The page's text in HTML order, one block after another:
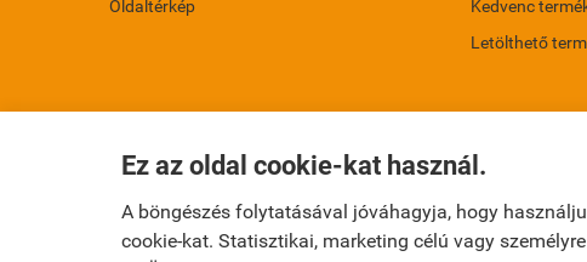
Ez az oldal cookie-kat használ.
A böngészés folytatásával jóváhagyja, hogy
cookie-kat. Statisztikai, marketing célú vagy
Oldaltérkép
Kedvenc
Letölthető